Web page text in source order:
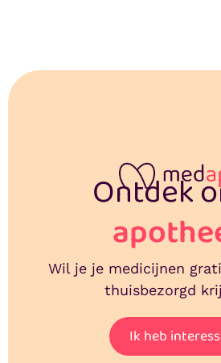
Ontdek
Wil je je medicijnen
thuisbezorgd
Ik heb